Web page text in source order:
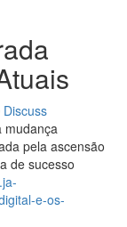
Discuss
mudança
pela ascensão
de sucesso
e-os-